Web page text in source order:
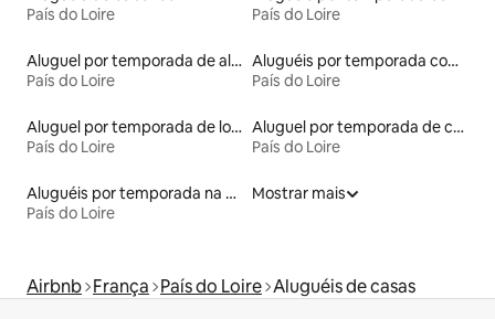
País do Loire
País do Loire
Aluguel por temporada de alojamentos ecológicos
País do Loire
Aluguéis por temporada com caiaque
País do Loire
Aluguel por temporada de lofts
País do Loire
Aluguel por temporada de casas-barco
País do Loire
Aluguéis por temporada na orla
País do Loire
Mostrar mais
Airbnb França País do Loire Aluguéis de casas